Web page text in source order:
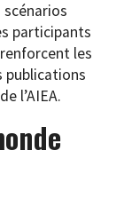
participants
les
publications
l’AIEA.